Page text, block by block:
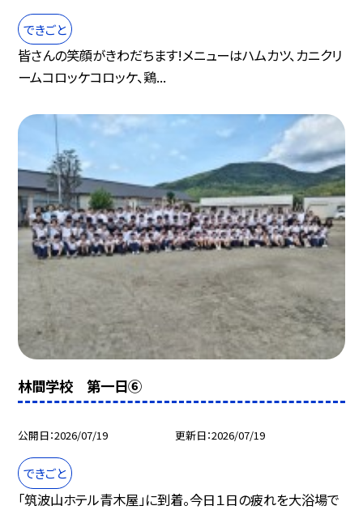
できごと
皆さんの笑顔がきわだちます!メニューはハムカツ、カニクリ
ームコロッケコロッケ、鶏...
林間学校 第一日⑥
公開日 2026/07/19 更新日 2026/07/19
できごと
「筑波山ホテル青木屋」に到着。今日１日の疲れを大浴場で